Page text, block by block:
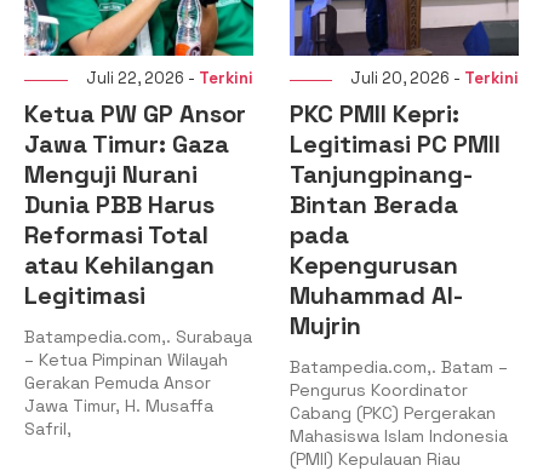
Juli 22, 2026 - Terkini
Ketua PW GP Ansor
Jawa Timur: Gaza
Menguji Nurani
Dunia PBB Harus
Reformasi Total
atau Kehilangan
Legitimasi
Batampedia.com,. Surabaya
– Ketua Pimpinan Wilayah
Gerakan Pemuda Ansor
Jawa Timur, H. Musaffa
Safril,
Juli 20, 2026 - Terkini
PKC PMII Kepri:
Legitimasi PC PMII
Tanjungpinang-
Bintan Berada
pada
Kepengurusan
Muhammad Al-
Mujrin
Batampedia.com,. Batam –
Pengurus Koordinator
Cabang (PKC) Pergerakan
Mahasiswa Islam Indonesia
(PMII) Kepulauan Riau